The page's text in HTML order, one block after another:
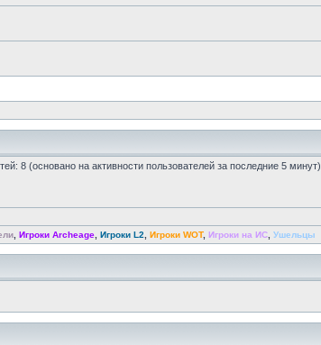
8 (основано на активности пользователей за последние 5 минут)
Игроки Archeage Игроки L2 Игроки WOT, Игроки на ИС Ушельцы